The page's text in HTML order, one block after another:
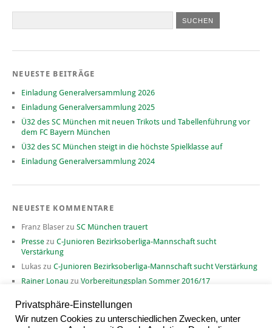
NEUESTE BEITRÄGE
Einladung Generalversammlung 2026
Einladung Generalversammlung 2025
Ü32 des SC München mit neuen Trikots und Tabellenführung vor
dem FC Bayern München
Ü32 des SC München steigt in die höchste Spielklasse auf
Einladung Generalversammlung 2024
NEUESTE KOMMENTARE
Franz Blaser zu SC München trauert
Presse zu C-Junioren Bezirksoberliga-Mannschaft sucht
Verstärkung
Lukas zu C-Junioren Bezirksoberliga-Mannschaft sucht Verstärkung
Rainer Lonau zu Vorbereitungsplan Sommer 2016/17
Privatsphäre-Einstellungen
Wir nutzen Cookies zu unterschiedlichen Zwecken, unter